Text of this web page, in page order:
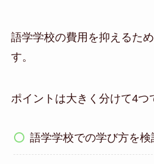
語学学校の費用を抑えるた
す。
ポイントは大きく分けて4つ
語学学校での学び方を検